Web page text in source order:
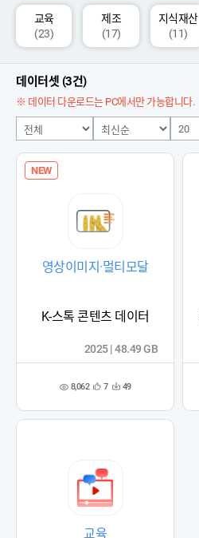
교육
(23)
제조
(17)
지식재산
(11)
데이터셋 (3건)
※ 데이터 다운로드는 PC에서만 가능합니다.
NEW
영상이미지·멀티모달
K-스톡 콘텐츠 데이터
조 8,062 관
록
7 다 49
2025 | 48.49 GB
교육